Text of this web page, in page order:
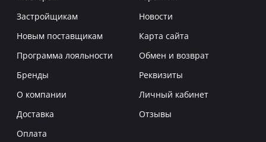
Застройщикам
Новым поставщикам
Программа лояльности
Бренды
О компании
Доставка
Оплата
Новости
Карта сайта
Обмен и возврат
Реквизиты
Личный кабинет
Отзывы